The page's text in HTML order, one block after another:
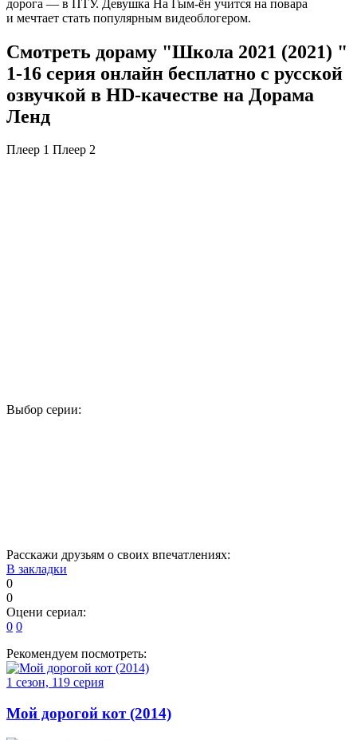
дорога — в ПТУ. Девушка На Гым-ён учится на повара
и мечтает стать популярным видеоблогером.
Смотреть дораму "Школа 2021 (2021) "
1-16 серия онлайн бесплатно с русской
озвучкой в HD-качестве на Дорама
Ленд
Плеер 1 Плеер 2
Выбор серии:
Расскажи друзьям о своих впечатлениях:
В закладки
0
0
Оцени сериал:
0 0
Рекомендуем посмотреть:
1 сезон, 119 серия
Мой дорогой кот (2014)